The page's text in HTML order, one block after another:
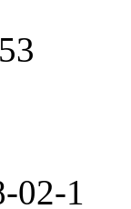
02-1